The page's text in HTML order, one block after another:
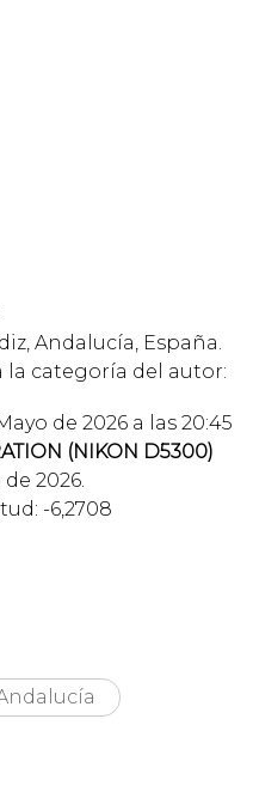
Andalucía, España.
la categoría del autor:
de 2026 a las 20:45
(NIKON D5300)
2026.
-6,2708